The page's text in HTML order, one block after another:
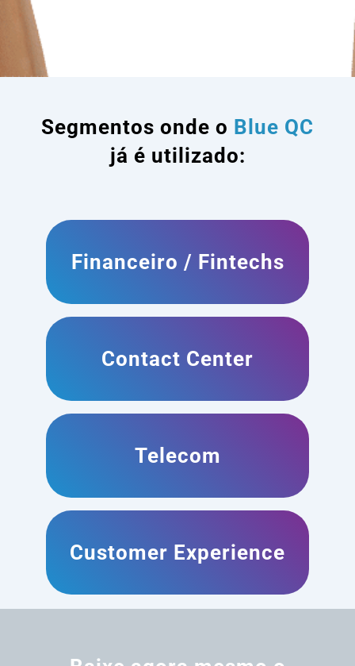
Segmentos onde o Blue QC
já é utilizado:
Financeiro / Fintechs
Contact Center
Telecom
Customer Experience